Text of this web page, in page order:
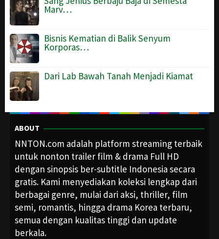
Marv…
Bisnis Kematian di Balik Senyum
Korporas…
Dari Lab Bawah Tanah Menjadi Kiamat
ABOUT
NNTON.com adalah platform streaming terbaik
untuk nonton trailer film & drama Full HD
dengan sinopsis ber-subtitle Indonesia secara
gratis. Kami menyediakan koleksi lengkap dari
berbagai genre, mulai dari aksi, thriller, film
semi, romantis, hingga drama Korea terbaru,
semua dengan kualitas tinggi dan update
berkala.